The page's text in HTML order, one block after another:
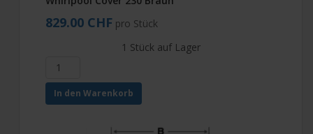
829.00 CHF pro Stück
1 Stück auf Lager
In den Warenkorb